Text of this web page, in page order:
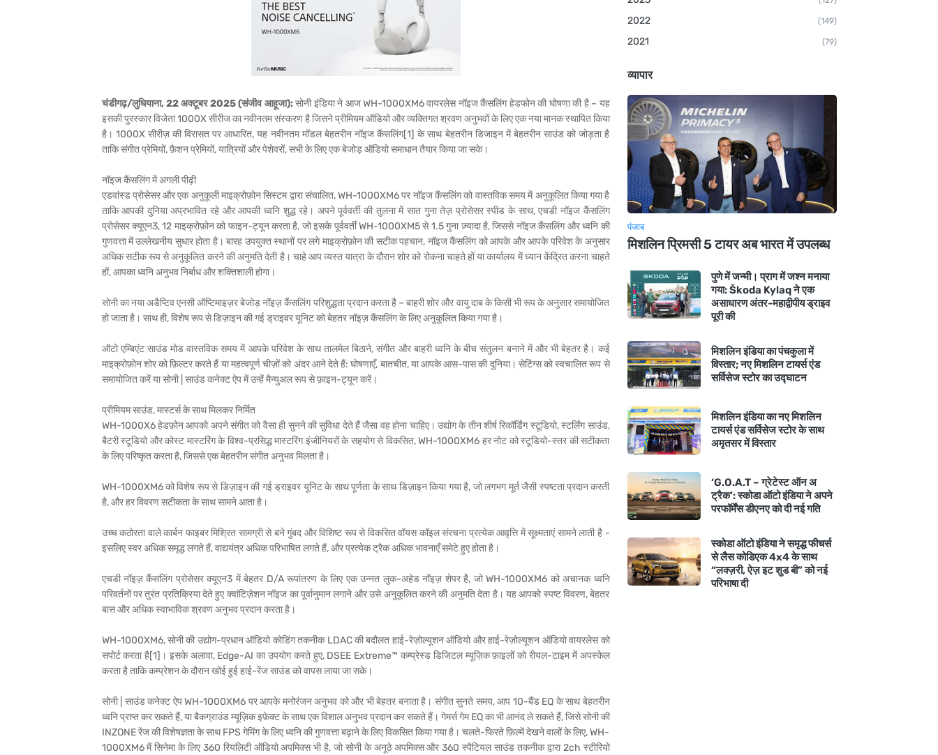
चंडीगढ़/लुधियाना, 22 अक्टूबर 2025 (संजीव आहूजा):सोनी इंडिया ने आज WH-1000XM6 वायरलेस नॉइज कैंसलिंग हेडफोन की घोषणा की है – यह
इसकी पुरस्कार विजेता 1000X सीरीज का नवीनतम संस्करण है जिसने प्रीमियम ऑडियो और व्यक्तिगत श्रवण अनुभवों के लिए एक नयामानक स्थापित किया
है। 1000X सीरीज़ की विरासत पर आधारित, यह नवीनतम मॉडल बेहतरीन नॉइज कैंसलिंग[1] के साथ बेहतरीन डिजाइन में बेहतरीन साउंड को जोड़ता है
ताकि संगीत प्रेमियों, फ़ैशन प्रेमियों, यात्रियों और पेशेवरों, सभी के लिए एक बेजोड़ ऑडियो समाधान तैयार किया जा सके।
नॉइज कैंसलिंग में अगली पीढ़ी
एडवांस्ड प्रोसेसर और एक अनुकूली माइक्रोफ़ोन सिस्टम द्वारा संचालित, WH-1000XM6 पर नॉइज कैंसलिंग को वास्तविक समय में अनुकूलित किया गया है
ताकि आपकी दुनिया अप्रभावित रहे और आपकी ध्वनि शुद्ध रहे। अपने पूर्ववर्ती की तुलना में सात गुना तेज़ प्रोसेसर स्पीड के साथ, एचडी नॉइज कैंसलिंग
प्रोसेसर क्यूएन3, 12 माइक्रोफ़ोन को फाइन-ट्यून करता है, जो इसके पूर्ववर्ती WH-1000XM5 से 1.5 गुना ज़्यादा है, जिससे नॉइज कैंसलिंग और ध्वनि की
गुणवत्ता में उल्लेखनीय सुधार होता है। बारह उपयुक्त स्थानों पर लगे माइक्रोफ़ोन की सटीक पहचान, नॉइज कैंसलिंग को आपके और आपके परिवेश के अनुसार
अधिक सटीक रूप से अनुकूलित करने की अनुमति देती है। चाहे आप व्यस्त यात्रा के दौरान शोर को रोकना चाहते हों या कार्यालय में ध्यान केंद्रित करना चाहते
हों, आपका ध्वनि अनुभव निर्बाध और शक्तिशाली होगा।
सोनी का नया अडैप्टिव एनसी ऑप्टिमाइज़र बेजोड़ नॉइज़ कैंसलिंग परिशुद्धता प्रदान करता है – बाहरी शोर और वायु दाब के किसी भी रूप के अनुसार समायोजित
हो जाता है। साथ ही, विशेष रूप से डिज़ाइन की गई ड्राइवर यूनिट को बेहतर नॉइज़ कैंसलिंग के लिए अनुकूलित किया गया है।
ऑटो एम्बिएंट साउंड मोड वास्तविक समय में आपके परिवेश के साथ तालमेल बिठाने, संगीत और बाहरी ध्वनि के बीच संतुलन बनाने में और भी बेहतर है। कई
माइक्रोफ़ोन शोर को फ़िल्टर करते हैं या महत्वपूर्ण चीज़ों को अंदर आने देते हैं: घोषणाएँ, बातचीत, या आपके आस-पास की दुनिया। सेटिंग्स को स्वचालित रूप से
समायोजित करें या सोनी | साउंड कनेक्ट ऐप में उन्हें मैन्युअल रूप से फ़ाइन-ट्यून करें।
प्रीमियम साउंड, मास्टर्स के साथ मिलकर निर्मित
WH-1000X6 हेडफ़ोन आपको अपने संगीत को वैसा ही सुनने की सुविधा देते हैं जैसा वह होना चाहिए। उद्योग के तीन शीर्ष रिकॉर्डिंग स्टूडियो, स्टर्लिंग साउंड,
बैटरी स्टूडियो और कोस्ट मास्टरिंग के विश्व-प्रसिद्ध मास्टरिंग इंजीनियरों के सहयोग से विकसित, WH-1000XM6 हर नोट को स्टूडियो-स्तर की सटीकता
के लिए परिष्कृत करता है, जिससे एक बेहतरीन संगीत अनुभव मिलता है।
WH-1000XM6 को विशेष रूप से डिज़ाइन की गई ड्राइवर यूनिट के साथ पूर्णता के साथ डिज़ाइन किया गया है, जो लगभग मूर्त जैसी स्पष्टता प्रदान करती
है, और हर विवरण सटीकता के साथ सामने आता है।
उच्च कठोरता वाले कार्बन फाइबर मिश्रित सामग्री से बने गुंबद और विशिष्ट रूप से विकसित वॉयस कॉइल संरचना प्रत्येक आवृत्ति में सूक्ष्मताएं सामने लाती है -
इसलिए स्वर अधिक समृद्ध लगते हैं, वाद्ययंत्र अधिक परिभाषित लगते हैं, और प्रत्येक ट्रैक अधिक भावनाएँ समेटे हुए होता है।
एचडी नॉइज़ कैंसलिंग प्रोसेसर क्यूएन3 में बेहतर D/A रूपांतरण के लिए एक उन्नत लुक-अहेड नॉइज़ शेपर है, जो WH-1000XM6 को अचानक ध्वनि
परिवर्तनों पर तुरंत प्रतिक्रिया देते हुए क्वांटिज़ेशन नॉइज का पूर्वानुमान लगाने और उसे अनुकूलित करने की अनुमति देता है। यह आपको स्पष्ट विवरण, बेहतर
बास और अधिक स्वाभाविक श्रवण अनुभव प्रदान करता है।
WH-1000XM6, सोनी की उद्योग-प्रधान ऑडियो कोडिंग तकनीक LDAC की बदौलत हाई-रेज़ोल्यूशन ऑडियो और हाई-रेज़ोल्यूशन ऑडियो वायरलेस को
सपोर्ट करता है[1]। इसके अलावा, Edge-AI का उपयोग करते हुए, DSEE Extreme™ कम्प्रेस्ड डिजिटल म्यूज़िक फ़ाइलों को रीयल-टाइम में अपस्केल
करता है ताकि कम्प्रेशन के दौरान खोई हुई हाई-रेंज साउंड को वापस लाया जा सके।
सोनी | साउंड कनेक्ट ऐप WH-1000XM6 पर आपके मनोरंजन अनुभव को और भी बेहतर बनाता है। संगीत सुनते समय, आप 10-बैंड EQ के साथ बेहतरीन
ध्वनि प्राप्त कर सकते हैं, या बैकग्राउंड म्यूज़िक इफ़ेक्ट के साथ एक विशाल अनुभव प्रदान कर सकते हैं। गेमर्स गेम EQ का भी आनंद ले सकते हैं, जिसे सोनी की
INZONE रेंज की विशेषज्ञता के साथ FPS गेमिंग के लिए ध्वनि की गुणवत्ता बढ़ाने के लिए विकसित किया गया है। चलते-फिरते फ़िल्में देखने वालों के लिए, WH-
1000XM6 में सिनेमा के लिए 360 रियलिटी ऑडियो अपमिक्स भी है, जो सोनी के अनूठे अपमिक्स और 360 स्पैटियल साउंड तकनीक द्वारा 2ch स्टीरियो
2022 (149)
2021 (79)
व्यापार
पंजाब
मिशलिन प्रिमसी 5 टायर अब भारत में उपलब्ध
पुणे में जन्मी। प्राग में जश्न मनाया
गया: Škoda Kylaq ने एक
असाधारण अंतर-महाद्वीपीय ड्राइव
पूरी की
मिशलिन इंडिया का पंचकुला में
विस्तार; नए मिशलिन टायर्स एंड
सर्विसेज स्टोर का उद्घाटन
मिशलिन इंडिया का नए मिशलिन
टायर्स एंड सर्विसेज स्टोर के साथ
अमृतसर में विस्तार
‘G.O.A.T – ग्रेटेस्ट ऑन अ
ट्रैक’: स्कोडा ऑटो इंडिया ने अपने
परफॉर्मेंस डीएनए को दी नई गति
स्कोडा ऑटो इंडिया ने समृद्ध फीचर्स
से लैस कोडिएक 4x4 के साथ
“लक्ज़री, ऐज़ इट शुड बी” को नई
परिभाषा दी